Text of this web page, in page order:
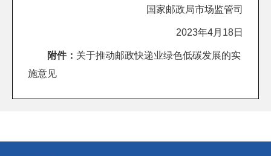
国家邮政局市场监管司
2023年4月18日
附件： 关于推动邮政快递业绿色低碳发展的实
施意见